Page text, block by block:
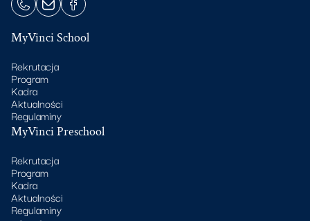
MyVinci School
Rekrutacja
Program
Kadra
Aktualności
Regulaminy
MyVinci Preschool
Rekrutacja
Program
Kadra
Aktualności
Regulaminy